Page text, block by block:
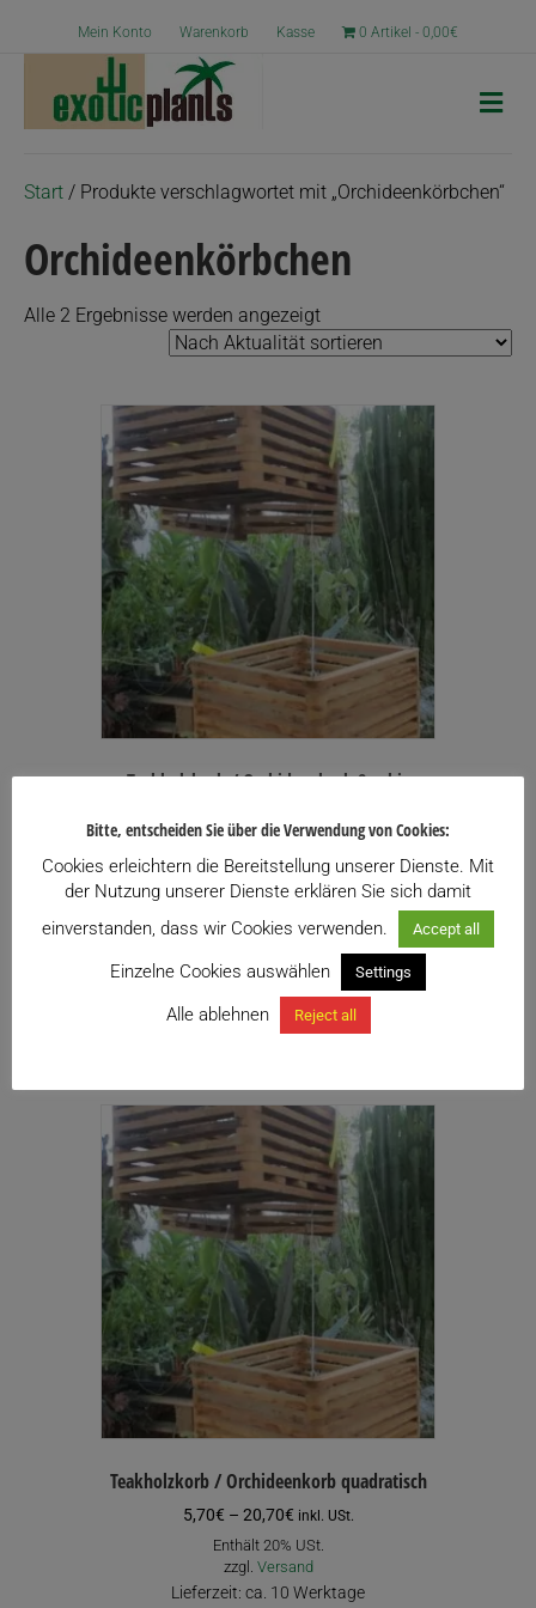
Mein Konto Warenkorb Kasse 0 Artikel 0,00€
N
a
g
Start / Produkte verschlagwortet mit „Orchideenkörbchen“
Orchideenkörbchen
Alle 2 Ergebnisse werden angezeigtNach
Aktualität
Teakholzkorb / Orchideenkorb 8-eckig
8,90€
bis
25,00€
zzgl.Versand
Lieferzeit: ca. 10 Werktage
Zu meiner Wunschliste hinzufügen
Ausführung wählen
Dieses
Produkt
Varianten
auf.
Die
Optionen
können
auf
der
Produktseite
gewählt
werden
Teakholzkorb / Orchideenkorb quadratisch
5,70€ – 20,70€Preisspanne:
5,70€
bis
20,70€
inkl. USt.
Enthält 20% USt.
zzgl. Versand
Lieferzeit: ca. 10 Werktage
Bitte, entscheiden Sie über die Verwendung von Cookies:
Cookies erleichtern die Bereitstellung unserer Dienste. Mit
der Nutzung unserer Dienste erklären Sie sich damit
einverstanden, dass wir Cookies verwenden.
Accept all
Einzelne Cookies auswählen Settings
Alle ablehnen Reject all